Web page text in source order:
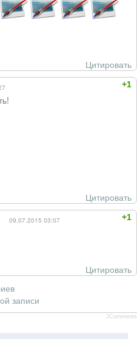
Цитировать
+1
Цитировать
+1
09.07.2015 03:07
Цитировать
записи
JComments